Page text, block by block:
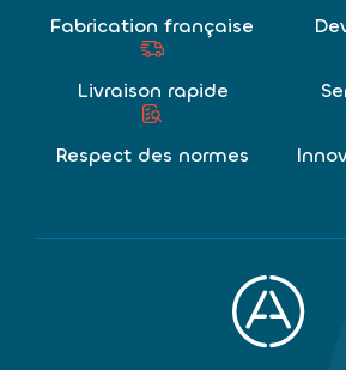
Fabrication française
Livraison rapide
Respect des normes